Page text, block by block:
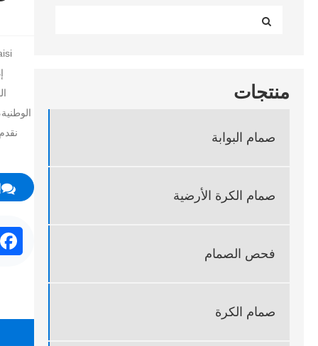
منتجات
صمام البوابة
صمام الكرة الأرضية
فحص الصمام
صمام الكرة